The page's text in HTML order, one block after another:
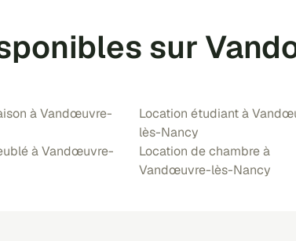
sur
à Vandœuvre-
à Vandœuvre-
Location étudiant à
lès-Nancy
Location de chambre à
Vandœuvre-lès-Nancy